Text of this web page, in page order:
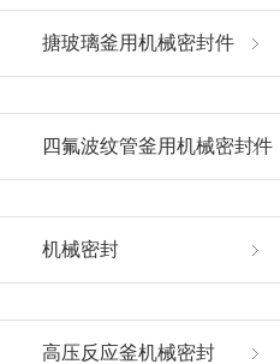
搪玻璃釜用机械密封件
四氟波纹管釜用机械密封件
机械密封
高压反应釜机械密封